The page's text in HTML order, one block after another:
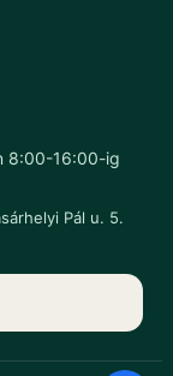
8:00-16:00-ig
Pál u. 5.